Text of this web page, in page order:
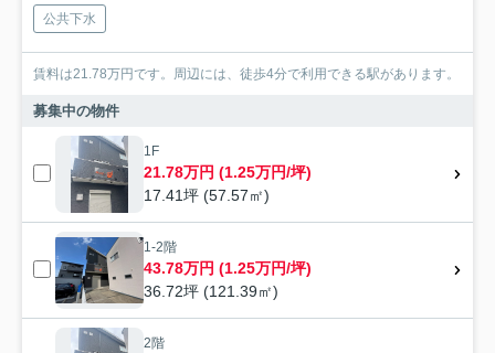
公共下水
賃料は21.78万円です。周辺には、徒歩4分で利用できる駅があります。
募集中の物件
1F
21.78万円 (1.25万円/坪)
17.41坪 (57.57㎡)
1-2階
43.78万円 (1.25万円/坪)
36.72坪 (121.39㎡)
2階